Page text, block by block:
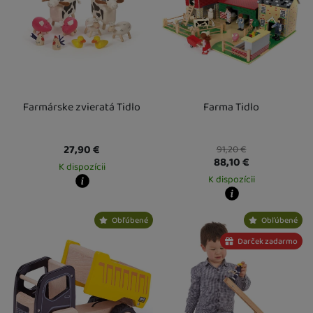
Farmárske zvieratá Tidlo
27,90€
K dispozícii
Osobný odber vo výdajnom mieste
Farma Tidlo
91,20€
88,10€
K dispozícii
Kdy zboží dostanete?
Osobný odber vo výdajnom mieste
U Vás doma14. 8.
Obľúbené
Obľúbené
Darček zadarmo